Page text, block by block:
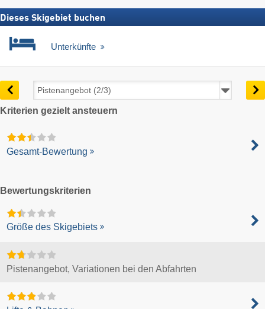
Dieses Skigebiet buchen
Unterkünfte
Kriterien gezielt ansteuern
Gesamt-Bewertung
Bewertungskriterien
Größe des Skigebiets
Pistenangebot, Variationen bei den Abfahrten